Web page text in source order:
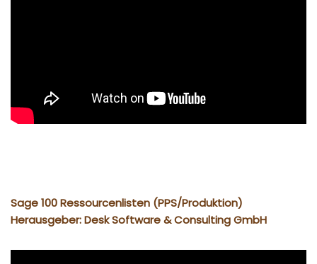
Sage 100 Ressourcenlisten (PPS/Produktion)
Herausgeber: Desk Software & Consulting GmbH